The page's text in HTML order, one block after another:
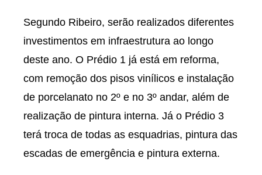
Segundo Ribeiro, serão realizados diferentes
investimentos em infraestrutura ao longo
deste ano. O Prédio 1 já está em reforma,
com remoção dos pisos vinílicos e instalação
de porcelanato no 2º e no 3º andar, além de
realização de pintura interna. Já o Prédio 3
terá troca de todas as esquadrias, pintura das
escadas de emergência e pintura externa.